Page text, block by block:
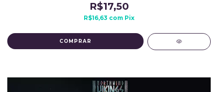
R$17,50
R$16,63 com Pix
COMPRAR